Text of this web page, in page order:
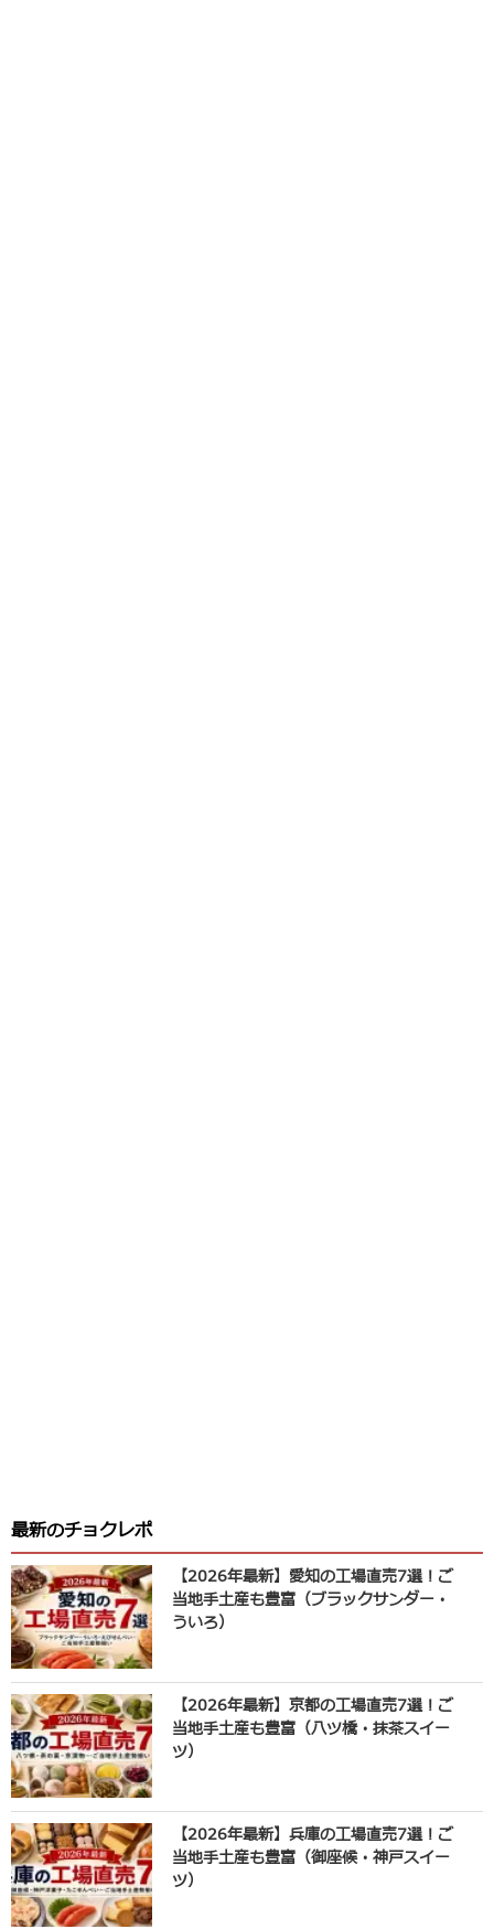
最新のチョクレポ
【2026年最新】愛知の工場直売7選！ご
当地手土産も豊富（ブラックサンダー・
ういろ）
【2026年最新】京都の工場直売7選！ご
当地手土産も豊富（八ツ橋・抹茶スイー
ツ）
【2026年最新】兵庫の工場直売7選！ご
当地手土産も豊富（御座候・神戸スイー
ツ）